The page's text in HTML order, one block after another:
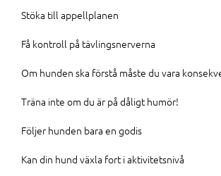
Stöka till appellplanen
Få kontroll på tävlingsnerverna
Om hunden ska förstå måste du vara
Träna inte om du är på dåligt humör!
Följer hunden bara en godis
Kan din hund växla fort i aktivitetsnivå